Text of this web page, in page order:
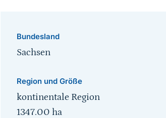
Bundesland
Sachsen
Region und Größe
kontinentale Region
1347.00 ha